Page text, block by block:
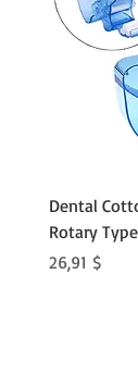
Dental
Rotary
Preis
26,91 $